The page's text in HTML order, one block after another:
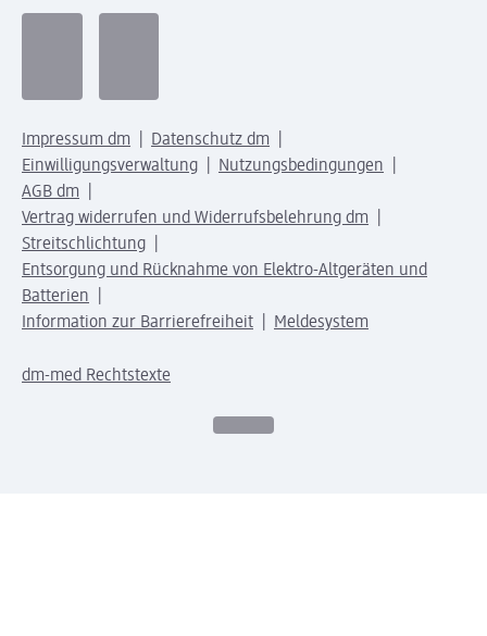
Impressum dm
Datenschutz dm
Einwilligungsverwaltung
Nutzungsbedingungen
AGB dm
Vertrag widerrufen und Widerrufsbelehrung dm
Streitschlichtung
Entsorgung und Rücknahme von Elektro-Altgeräten und
Batterien
Information zur Barrierefreiheit
Meldesystem
dm-med Rechtstexte